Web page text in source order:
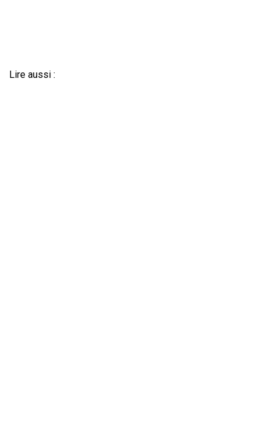
Lire aussi :